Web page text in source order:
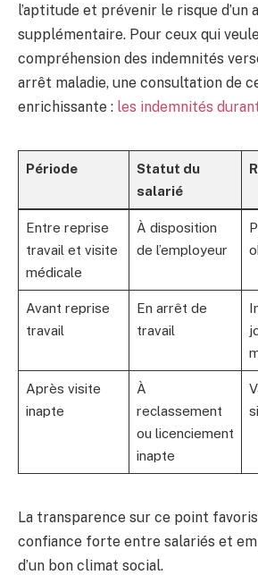
l’aptitude et prévenir le risque
supplémentaire. Pour ceux qui
compréhension des indemnités
arrêt maladie, une consultation de
enrichissante : les indemnités
Période
Statut du
salarié
Entre reprise
travail et visite
médicale
À disposition
de l’employeur
Avant reprise
travail
En arrêt de
travail
Après visite
inapte
À
reclassement
ou licenciement
inapte
La transparence sur ce point
confiance forte entre salariés et
d’un bon climat social.